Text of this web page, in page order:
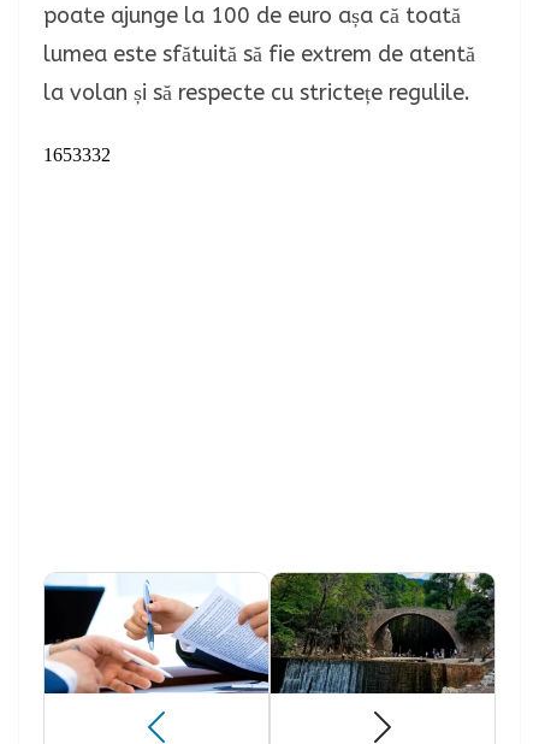
poate ajunge la 100 de euro așa că toată
lumea este sfătuită să fie extrem de atentă
la volan și să respecte cu strictețe regulile.